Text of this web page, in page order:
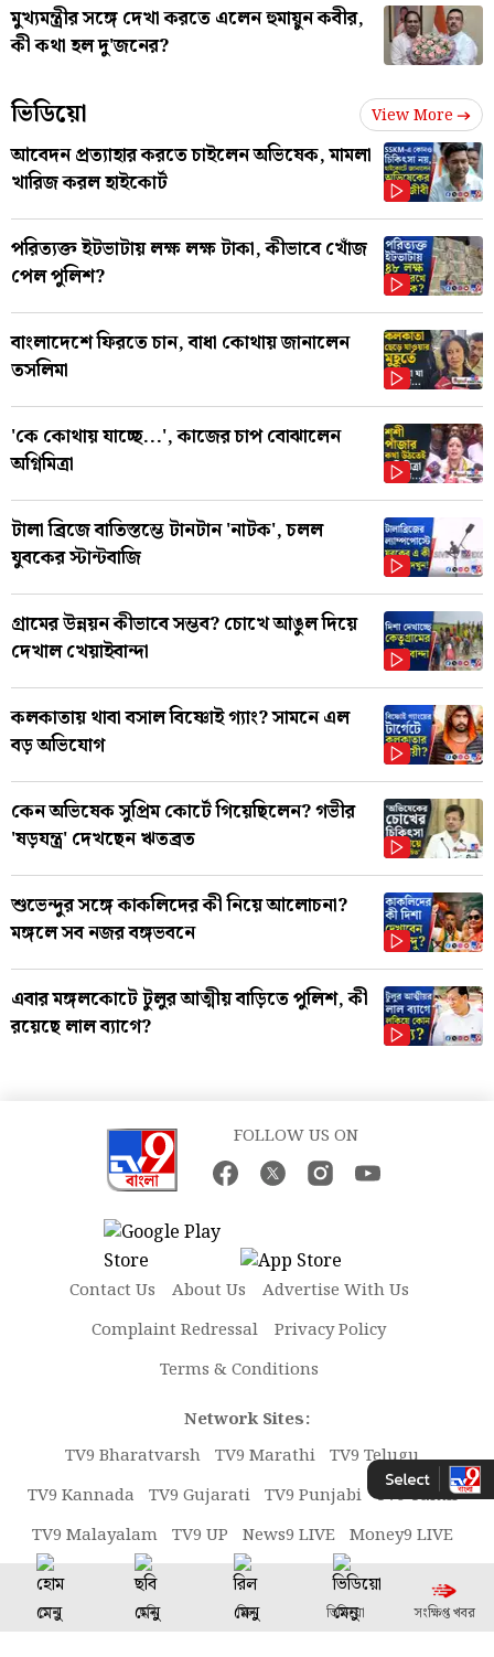
মুখ্যমন্ত্রীর সঙ্গে দেখা করতে এলেন হুমায়ুন কবীর,
কী কথা হল দু'জনের?
ভিডিয়ো View More
আবেদন প্রত্যাহার করতে চাইলেন অভিষেক, মামলা
খারিজ করল হাইকোর্ট
পরিত্যক্ত ইটভাটায় লক্ষ লক্ষ টাকা, কীভাবে খোঁজ
পেল পুলিশ?
বাংলাদেশে ফিরতে চান, বাধা কোথায় জানালেন
তসলিমা
'কে কোথায় যাচ্ছে...', কাজের চাপ বোঝালেন
অগ্নিমিত্রা
টালা ব্রিজে বাতিস্তম্ভে টানটান 'নাটক', চলল
যুবকের স্টান্টবাজি
গ্রামের উন্নয়ন কীভাবে সম্ভব? চোখে আঙুল দিয়ে
দেখাল খেয়াইবান্দা
কলকাতায় থাবা বসাল বিষ্ণোই গ্যাং? সামনে এল
বড় অভিযোগ
কেন অভিষেক সুপ্রিম কোর্টে গিয়েছিলেন? গভীর
'ষড়যন্ত্র' দেখছেন ঋতব্রত
শুভেন্দুর সঙ্গে কাকলিদের কী নিয়ে আলোচনা?
মঙ্গলে সব নজর বঙ্গভবনে
এবার মঙ্গলকোটে টুলুর আত্মীয় বাড়িতে পুলিশ, কী
রয়েছে লাল ব্যাগে?
FOLLOW US ON
Contact Us About Us
Advertise With Us
Complaint Redressal
Privacy Policy
Terms & Conditions
Network Sites:
TV9 Bharatvarsh TV9 Marathi TV9 Telugu
TV9 Kannada TV9 Gujarati TV9 Punjabi TV9 Tamil
TV9 Malayalam TV9 UP News9 LIVE Money9 LIVE
Copyright © 2026 TV9 Bangla. All rights reserved.
মেনু
ছবি রিল ভিডিয়ো সংক্ষিপ্ত খবর